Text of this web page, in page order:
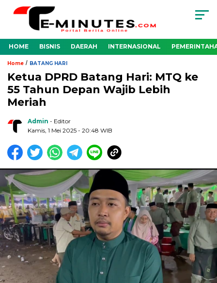
HOME BISNIS DAERAH INTERNASIONAL
Home / BATANG HARI
Ketua DPRD Batang Hari: MTQ ke
55 Tahun Depan Wajib Lebih
Meriah
Admin - Editor
Kamis, 1 Mei 2025 - 20:48 WIB